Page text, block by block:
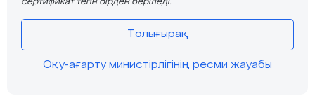
Толығырақ
Оқу-ағарту министірлігінің ресми жауабы